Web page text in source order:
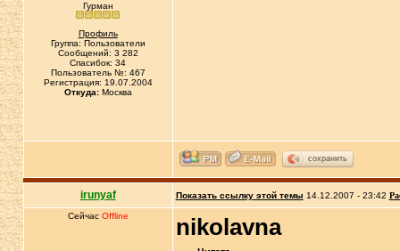
Гурман
Профиль
Группа: Пользователи
Сообщений: 3 282
Спасибок: 34
Пользователь №: 467
Регистрация: 19.07.2004
Откуда:Москва
сохранить
irunyaf Показать ссылку этой темы 14.12.2007 - 23:42
Сейчас Offline nikolavna